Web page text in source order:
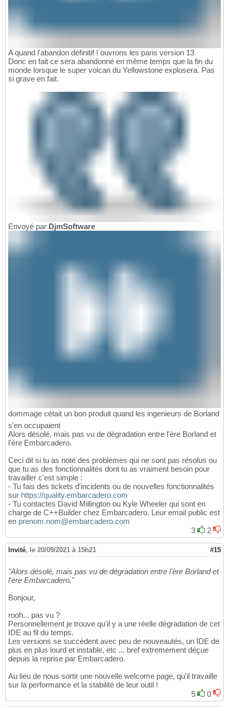
A quand l'abandon définitif ! ouvrons les paris version 13
Donc en fait ce sera abandonné en même temps que la fin du
monde lorsque le super volcan du Yellowstone explosera. Pas
si grave en fait.
Envoyé par DjmSoftware
dommage cétait un bon produit quand les ingenieurs de Borland
s'en occupaient
Alors désolé, mais pas vu de dégradation entre l'ère Borland et
l'ère Embarcadero.
Ceci dit si tu as noté des problèmes qui ne sont pas résolus ou
que tu as des fonctionnalités dont tu as vraiment besoin pour
travailler c'est simple :
- Tu fais des tickets d'incidents ou de nouvelles fonctionnalités
sur https://quality.embarcadero.com
- Tu contactes David Millington ou Kyle Wheeler qui sont en
charge de C++Builder chez Embarcadero. Leur email public est
en prenom.nom@embarcadero.com
3
2
Invité, le 20/09/2021 à 15h21 #15
"Alors désolé, mais pas vu de dégradation entre l'ère Borland et
l'ère Embarcadero."
Bonjour,
rooh... pas vu ?
Personnellement je trouve qu'il y a une réelle dégradation de cet
IDE au fil du temps.
Les versions se succèdent avec peu de nouveautés, un IDE de
plus en plus lourd et instable, etc ... bref extremement déçue
depuis la reprise par Embarcadero.
Au lieu de nous sortir une nouvelle welcome page, qu'il travaille
sur la performance et la stabilité de leur outil !
5
0